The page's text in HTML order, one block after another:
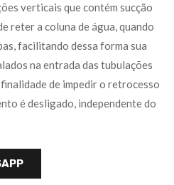
verticais que contém sucção
reter a coluna de água, quando
facilitando dessa forma sua
na entrada das tubulações
finalidade de impedir o retrocesso
é desligado, independente do